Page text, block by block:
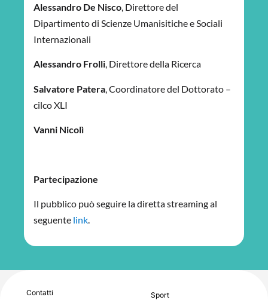
Alessandro De Nisco, Direttore del
Dipartimento di Scienze Umanisitiche e Sociali
Internazionali
Alessandro Frolli, Direttore della Ricerca
Salvatore Patera , Coordinatore del Dottorato –
cilco XLI
Vanni Nicolì
Partecipazione
Il pubblico può seguire la diretta streaming al
seguente link.
Contatti
Sport